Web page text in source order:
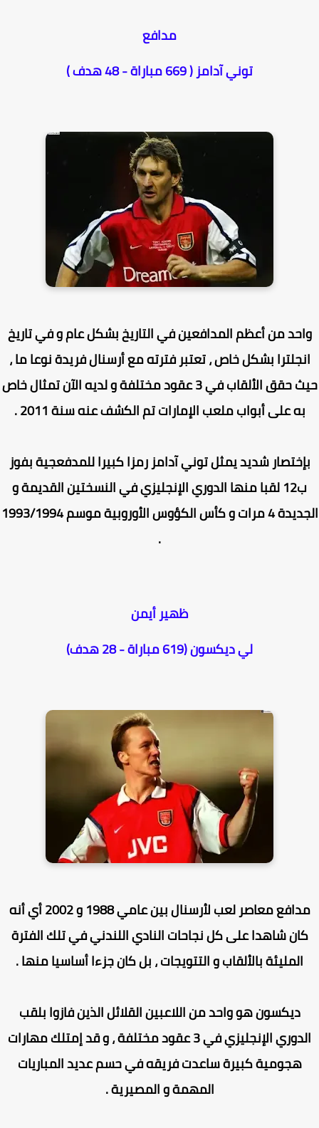
مدافع
توني آدامز ( 669 مباراة - 48 هدف )
من أعظم المدافعين في التاريخ بشكل عام و في تاريخ
بشكل خاص ، تعتبر فترته مع أرسنال فريدة نوعا ما ،
حيث حقق الألقاب في 3 عقود مختلفة و لديه الآن تمثال خاص
به على أبواب ملعب الإمارات تم الكشف عنه سنة 2011 .
شديد يمثل توني آدامز رمزا كبيرا للمدفعجية بفوز
ب12 لقبا منها الدوري الإنجليزي في النسختين القديمة و
الجديدة 4 مرات و كأس الكؤوس الأوروبية موسم 1993/1994
ظهير أيمن
لي ديكسون (619 مباراة - 28 هدف)
مدافع معاصر لعب لأرسنال بين عامي 1988 و 2002 أي أنه
شاهدا على كل نجاحات النادي اللندني في تلك الفترة
المليئة بالألقاب و التتويجات ، بل كان جزءا أساسيا منها .
ديكسون هو واحد من اللاعبين القلائل الذين فازوا بلقب
الدوري الإنجليزي في 3 عقود مختلفة ، و قد إمتلك مهارات
هجومية كبيرة ساعدت فريقه في حسم عديد المباريات
المهمة و المصيرية .